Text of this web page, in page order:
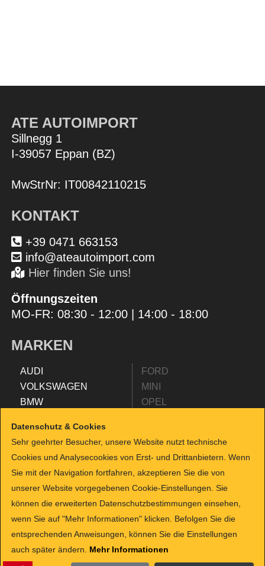
ATE AUTOIMPORT
Sillnegg 1
I-39057 Eppan (BZ)
MwStrNr: IT00842110215
KONTAKT
+39 0471 663153
info@ateautoimport.com
Hier finden Sie uns!
Öffnungszeiten
MO-FR: 08:30 - 12:00 | 14:00 - 18:00
MARKEN
AUDI
VOLKSWAGEN
BMW
SEAT
FIAT
FORD
MINI
OPEL
SKODA
TESLA
ALFA ROMEO
HYUNDAI
KIA
PEUGEOT
JEEP
SMART
TOYOTA
SUZUKI
HYUNDAI
CITROEN
LANCIA
CUPRA
Datenschutz & Cookies
Sehr geehrter Besucher, unsere Website nutzt technische
Cookies und Analysecookies von Erst- und Drittanbietern. Wenn
Sie mit der Navigation fortfahren, akzeptieren Sie die von
unserer Website vorgegebenen Cookie-Einstellungen. Sie
können die erweiterten Datenschutzbestimmungen einsehen,
wenn Sie auf "Mehr Informationen" klicken. Befolgen Sie die
entsprechenden Anweisungen, können Sie die Einstellungen
auch später ändern.
Mehr Informationen